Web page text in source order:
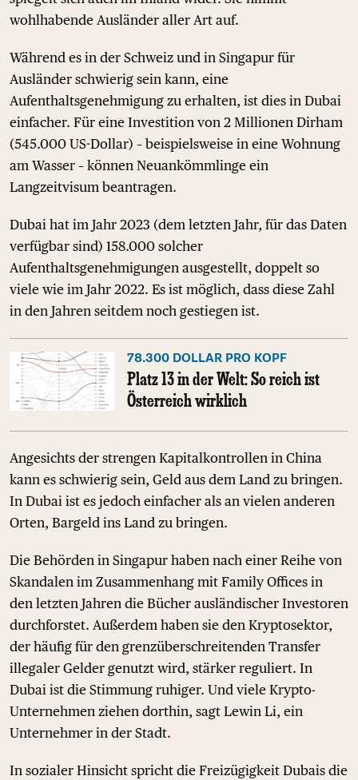
wohlhabende Ausländer aller Art auf.
Während es in der Schweiz und in Singapur für
Ausländer schwierig sein kann, eine
Aufenthaltsgenehmigung zu erhalten, ist dies in Dubai
einfacher. Für eine Investition von 2 Millionen Dirham
(545.000 US-Dollar) – beispielsweise in eine Wohnung
am Wasser – können Neuankömmlinge ein
Langzeitvisum beantragen.
Dubai hat im Jahr 2023 (dem letzten Jahr, für das Daten
verfügbar sind) 158.000 solcher
Aufenthaltsgenehmigungen ausgestellt, doppelt so
viele wie im Jahr 2022. Es ist möglich, dass diese Zahl
in den Jahren seitdem noch gestiegen ist.
78.300 DOLLAR PRO KOPF
Platz 13 in der Welt: So reich ist
Österreich wirklich
Angesichts der strengen Kapitalkontrollen in China
kann es schwierig sein, Geld aus dem Land zu bringen.
In Dubai ist es jedoch einfacher als an vielen anderen
Orten, Bargeld ins Land zu bringen.
Die Behörden in Singapur haben nach einer Reihe von
Skandalen im Zusammenhang mit Family Offices in
den letzten Jahren die Bücher ausländischer Investoren
durchforstet. Außerdem haben sie den Kryptosektor,
der häufig für den grenzüberschreitenden Transfer
illegaler Gelder genutzt wird, stärker reguliert. In
Dubai ist die Stimmung ruhiger. Und viele Krypto-
Unternehmen ziehen dorthin, sagt Lewin Li, ein
Unternehmer in der Stadt.
In sozialer Hinsicht spricht die Freizügigkeit Dubais die